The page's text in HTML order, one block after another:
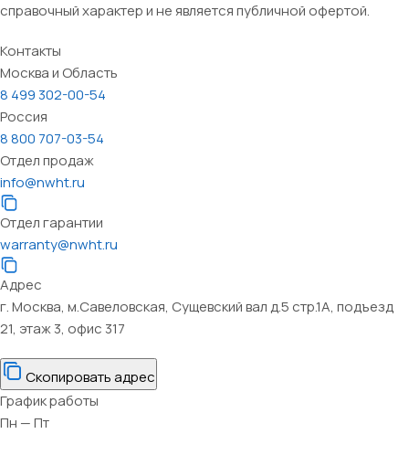
справочный характер и не является публичной офертой.
Контакты
Москва и Область
8 499 302-00-54
Россия
8 800 707-03-54
Отдел продаж
info@nwht.ru
Отдел гарантии
warranty@nwht.ru
Адрес
г. Москва, м.Савеловская, Сущевский вал д.5 стр.1А, подъезд
21, этаж 3, офис 317
Скопировать адрес
График работы
Пн — Пт